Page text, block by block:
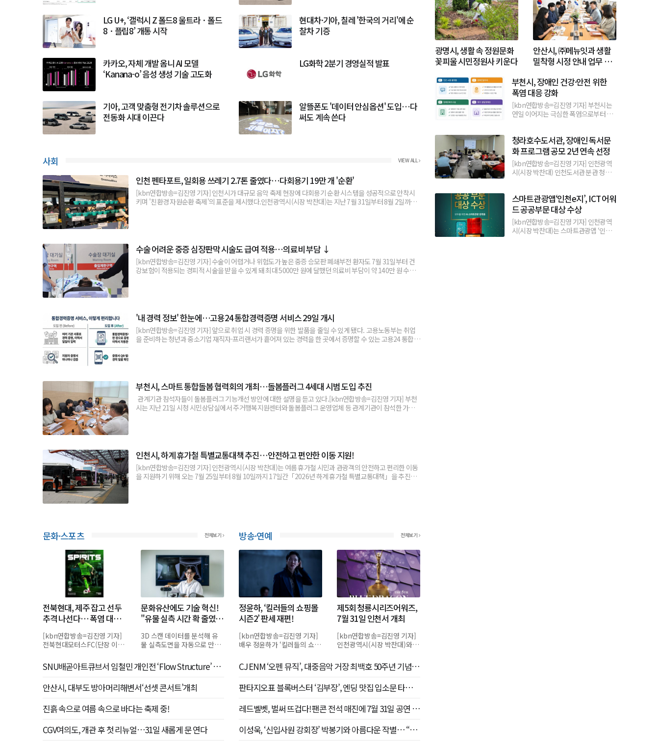
LG U+, ‘갤럭시 Z 폴드8 울트라 · 폴드
8 · 플립8’ 개통 시작
카카오, 자체 개발 옴니 AI 모델
‘Kanana-o’ 음성 생성 기술 고도화
기아, 고객 맞춤형 전기차 솔루션으로
전동화 시대 이끈다
현대차·기아, 칠레 '한국의 거리'에 순
찰차 기증
LG화학 2분기 경영실적 발표
알뜰폰도 '데이터 안심옵션' 도입…다
써도 계속 쓴다
사회 VIEW ALL
인천 펜타포트, 일회용 쓰레기 2.7톤 줄였다…다회용기 19만 개 '순환'
[kbn연합방송=김진영 기자] 인천시가 대규모 음악 축제 현장에 다회용기 순환 시스템을 성공적으로 안착시
키며 '친환경 자원순환 축제'의 표준을 제시했다.인천광역시(시장 박찬대)는 지난 7월 31일부터 8월 2일까지
수술 어려운 중증 심장판막 시술도 급여 적용…의료비 부담 ↓
[kbn연합방송=김진영 기자] 수술이 어렵거나 위험도가 높은 중증 승모판 폐쇄부전 환자도 7월 31일부터 건
강보험이 적용되는 경피적 시술을 받을 수 있게 돼 최대 5000만 원에 달했던 의료비 부담이 약 140만 원 수준
'내 경력 정보' 한눈에…고용24 통합경력증명 서비스 29일 개시
[kbn연합방송=김진영 기자] 앞으로 취업 시 경력 증명을 위한 발품을 줄일 수 있게 됐다. 고용노동부는 취업
을 준비하는 청년과 중소기업 재직자·프리랜서가 흩어져 있는 경력을 한 곳에서 증명할 수 있는 고용24 통합
부천시, 스마트 통합돌봄 협력회의 개최…돌봄플러그 4세대 시범 도입 추진
관계기관 참석자들이 돌봄플러그 기능개선 방안에 대한 설명을 듣고 있다.[kbn연합방송=김진영 기자] 부천
시는 지난 21일 시청 시민상담실에서 주거행복지원센터와 돌봄플러그 운영업체 등 관계기관이 참석한 가운
인천시, 하계 휴가철 특별교통대책 추진…안전하고 편안한 이동 지원!
[kbn연합방송=김진영 기자] 인천광역시(시장 박찬대)는 여름 휴가철 시민과 관광객의 안전하고 편리한 이동
을 지원하기 위해 오는 7월 25일부터 8월 10일까지 17일간「2026년 하계 휴가철 특별교통대책」을 추진한
문화·스포츠 전체보기
전북현대, 제주 잡고 선두
추격 나선다… 폭염 대비
[kbn연합방송=김진영 기자]
전북현대모터스FC(단장 이도
서 분위기 반전과 승점 3점 획
득에 나선다.전북현대는 오
문화유산에도 기술 혁신!
"유물 실측 시간 확 줄였습
3D 스캔 데이터를 분석해 유
물 실측도면을 자동으로 만드
3D 라이너'를 개발한 캐럿펀
트 이건우 대표. 사진 C영...
SNU배곧아트큐브서 임철민 개인전 ‘Flow Structure’ 개
안산시, 대부도 방아머리해변서‘선셋 콘서트’개최
진흙 속으로 여름 속으로 바다는 축제 중!
CGV여의도, 개관 후 첫 리뉴얼…31일 새롭게 문 연다
방송·연예 전체보기
정윤하, ‘킬러들의 쇼핑몰
시즌2’ 판세 재편!
[kbn연합방송=김진영 기자]
배우 정윤하가 ‘킬러들의 쇼핑
결단력으로 서사의 중심을 잡
았다.지난 29일 공개된 디...
제5회 청룡시리즈어워즈,
7월 31일 인천서 개최
[kbn연합방송=김진영 기자]
인천광역시(시장 박찬대)와 인
원하는 ‘제5회 청룡시리즈어
워즈(Blue Dragon S...
CJ ENM ‘오펜 뮤직’, 대중음악 거장 최백호 50주년 기념 앨
판타지오표 블록버스터 ‘김부장’, 엔딩 맛집 입소문 타고
레드벨벳, 벌써 뜨겁다! 팬콘 전석 매진에 7월 31일 공연 추
이성욱, ‘신입사원 강회장’ 박봉기와 아름다운 작별… “많
광명시, 생활 속 정원문화
꽃피울 시민정원사 키운다
안산시, ㈜메뉴잇과 생활
밀착형 시정 안내 업무 협
부천시, 장애인 건강·안전 위한
폭염 대응 강화
[kbn연합방송=김진영 기자] 부천시는
연일 이어지는 극심한 폭염으로부터 장
청라호수도서관, 장애인 독서문
화 프로그램 공모 2년 연속 선정
[kbn연합방송=김진영 기자] 인천광역
시(시장 박찬대) 인천도서관 분관 청라
스마트관광앱‘인천e지’, ICT 어워
드 공공부문 대상 수상
[kbn연합방송=김진영 기자] 인천광역
시(시장 박찬대)는 스마트관광앱 ‘인천e